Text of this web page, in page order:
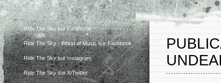
Ride The Sky sur Facebook
Ride The Sky - World of Music sur Facebook
Ride The Sky sur Instagram
Ride The Sky sur X/Twitter